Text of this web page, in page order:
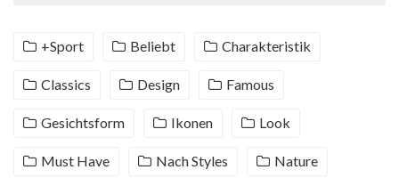
+Sport Beliebt Charakteristik
Classics Design Famous
Gesichtsform Ikonen Look
Must Have Nach Styles Nature